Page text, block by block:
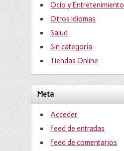
Ocio y Entretenimiento
Otros Idiomas
Salud
Sin categoría
Tiendas Online
Meta
Acceder
Feed de entradas
Feed de comentarios